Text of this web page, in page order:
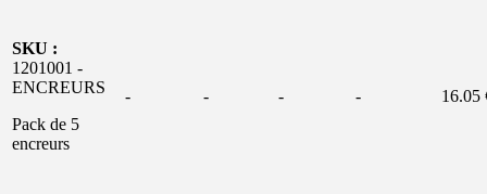
SKU :
1201001 -
ENCREURS
Pack de 5
encreurs
- - - - 16.05